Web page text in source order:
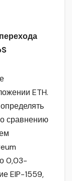
ETH.
сравнению
0,03-
EIP-1559,